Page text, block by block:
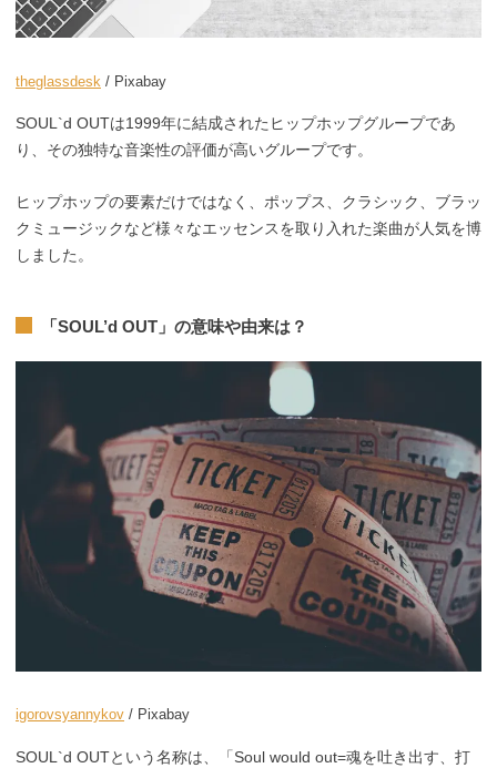
theglassdesk / Pixabay
SOUL`d OUTは1999年に結成されたヒップホップグループであ
り、その独特な音楽性の評価が高いグループです。
ヒップホップの要素だけではなく、ポップス、クラシック、ブラッ
クミュージックなど様々なエッセンスを取り入れた楽曲が人気を博
しました。
「SOUL’d OUT」の意味や由来は？
igorovsyannykov / Pixabay
SOUL`d OUTという名称は、「Soul would out=魂を吐き出す、打